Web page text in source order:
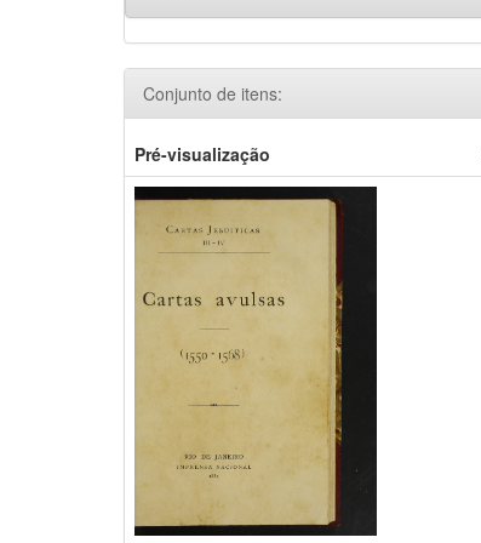
Conjunto de itens:
Pré-visualização